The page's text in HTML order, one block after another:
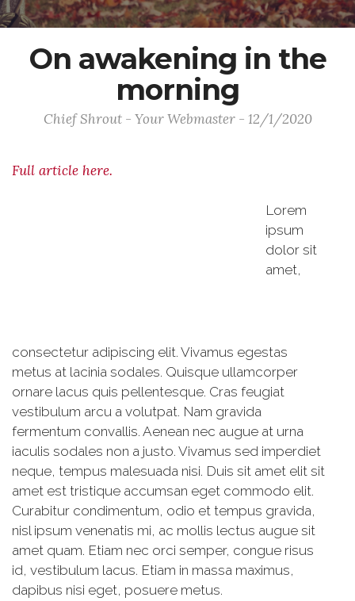
On awakening in the
morning
Chief Shrout - Your Webmaster - 12/1/2020
Full article here.
Lorem
ipsum
dolor sit
amet,
consectetur adipiscing elit. Vivamus egestas
metus at lacinia sodales. Quisque ullamcorper
ornare lacus quis pellentesque. Cras feugiat
vestibulum arcu a volutpat. Nam gravida
fermentum convallis. Aenean nec augue at urna
iaculis sodales non a justo. Vivamus sed imperdiet
neque, tempus malesuada nisi. Duis sit amet elit sit
amet est tristique accumsan eget commodo elit.
Curabitur condimentum, odio et tempus gravida,
nisl ipsum venenatis mi, ac mollis lectus augue sit
amet quam. Etiam nec orci semper, congue risus
id, vestibulum lacus. Etiam in massa maximus,
dapibus nisi eget, posuere metus.